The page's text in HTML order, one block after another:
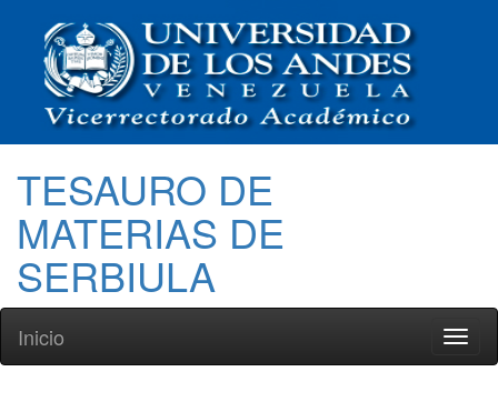
TESAURO DE
MATERIAS DE
SERBIULA
Inicio